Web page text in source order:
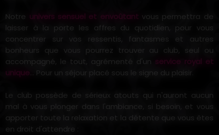
Notre univers sensuel et envoûtant vous permettra de
laisser à la porte les affres du quotidien, pour vous
concentrer sur vos ressentis, fantasmes et autres
bonheurs que vous pourrez trouver au club, seul ou
accompagné, le tout, agrémenté d'un service royal et
unique ... Pour un séjour placé sous le signe du plaisir.
Le club possède de sérieux atouts qui n'auront aucun
mal à vous plonger dans l'ambiance, si besoin, et vous
apporter toute la relaxation et la détente que vous êtes
en droit d'attendre :